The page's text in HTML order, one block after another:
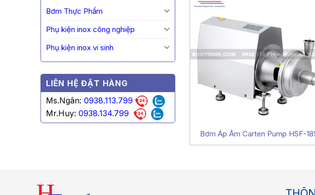
Bơm Thực Phẩm
Phụ kiện inox công nghiệp
Phụ kiện inox vi sinh
LIÊN HỆ ĐẶT HÀNG
Ms.Ngân: 0938.113.799
Mr.Huy: 0938.134.799
Bơm Áp Âm Carten Pump HSF-